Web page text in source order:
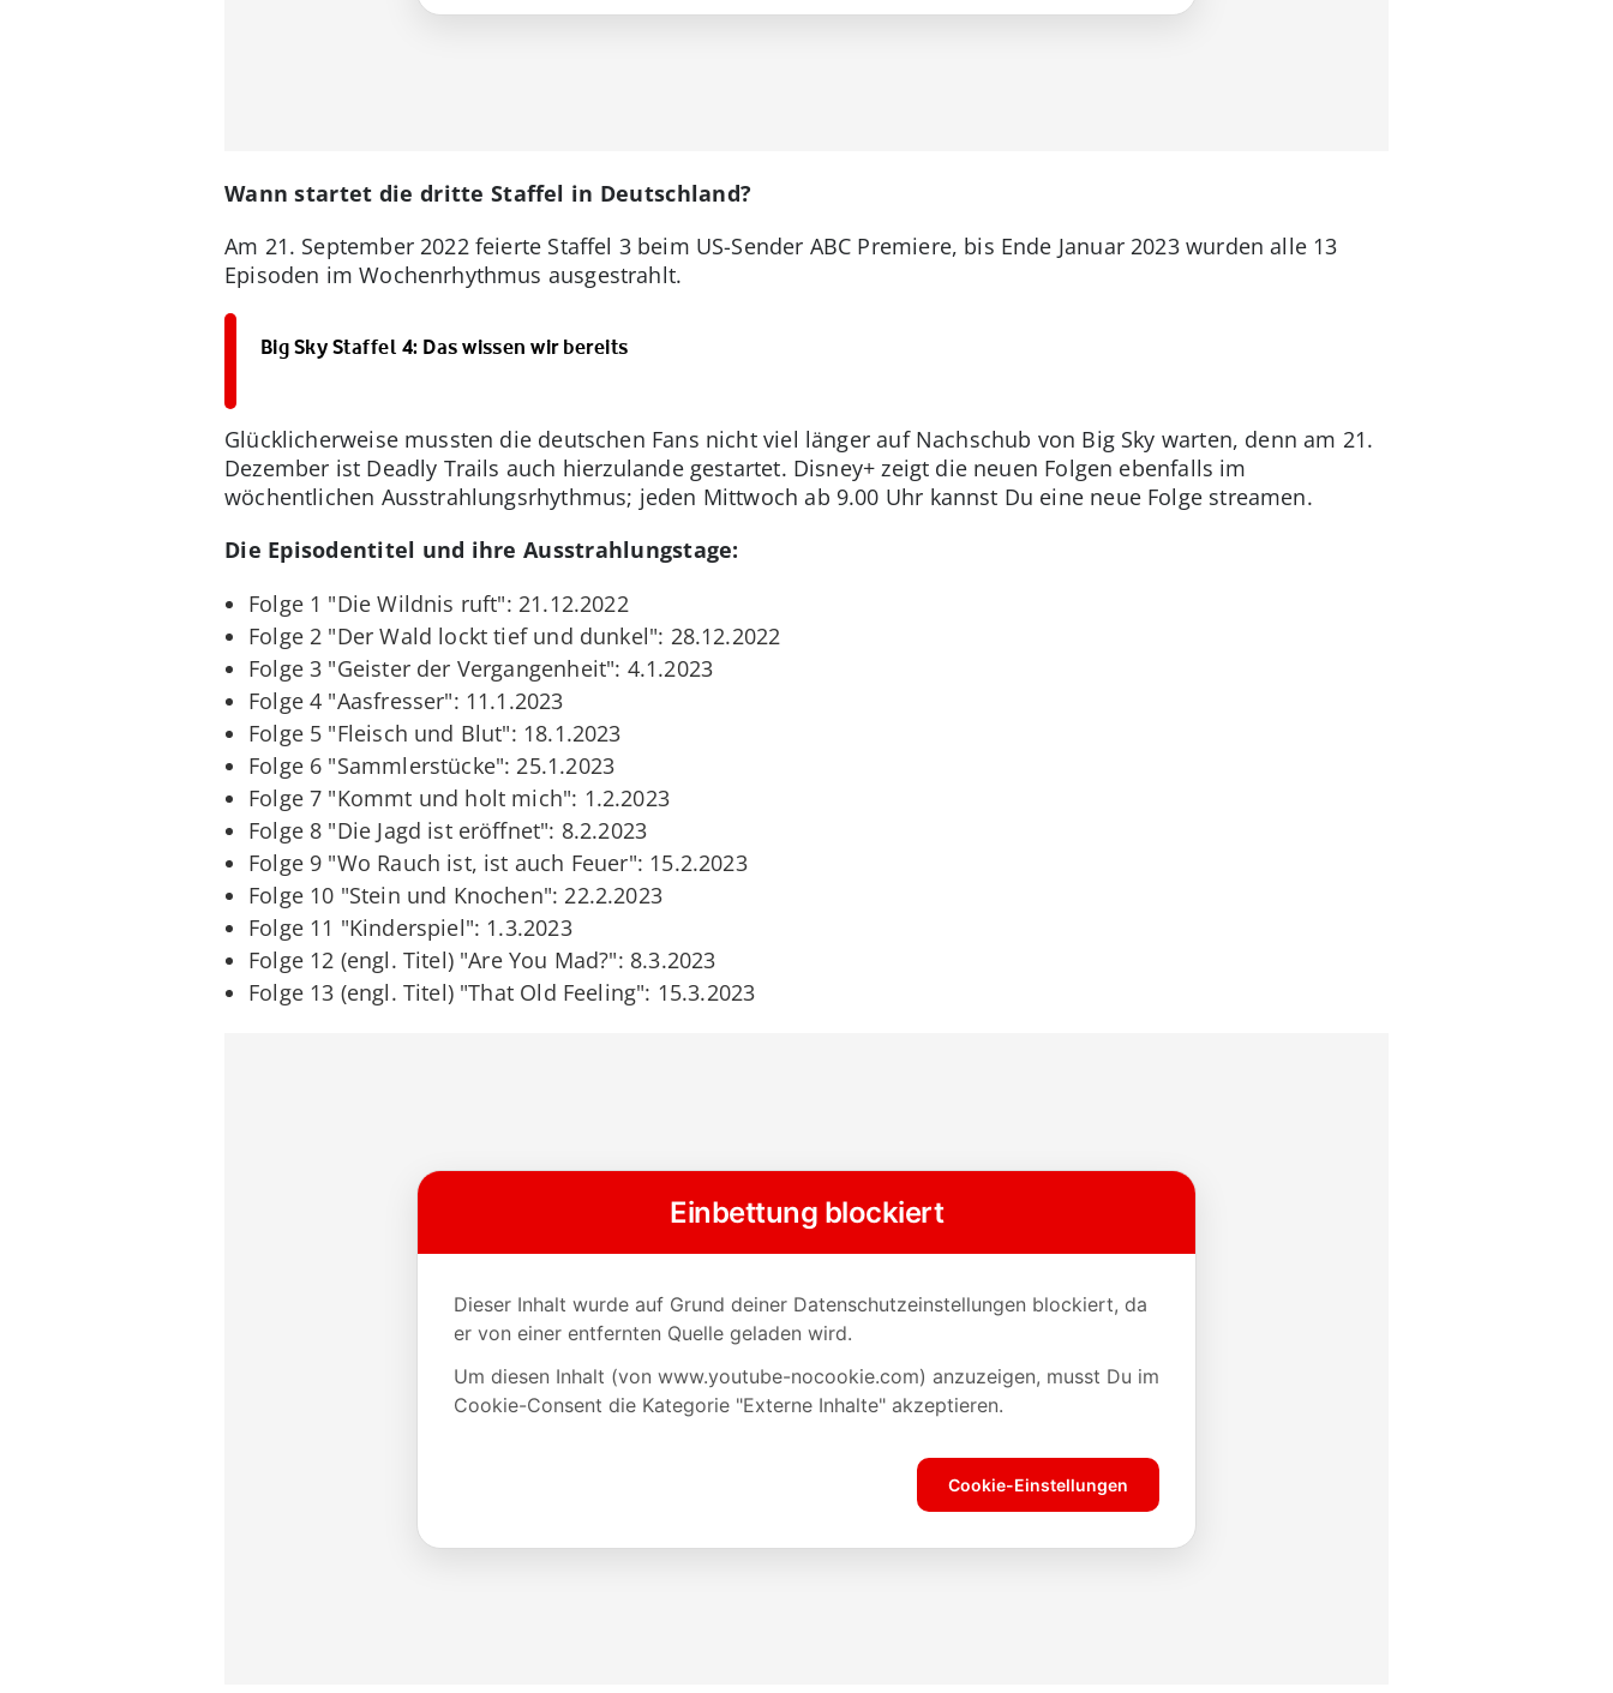
Wann startet die dritte Staffel in Deutschland?
Am 21. September 2022 feierte Staffel 3 beim US-Sender ABC Premiere, bis Ende Januar 2023 wurden alle 13
Episoden im Wochenrhythmus ausgestrahlt.
Big Sky Staffel 4: Das wissen wir bereits
Glücklicherweise mussten die deutschen Fans nicht viel länger auf Nachschub von Big Sky warten, denn am 21.
Dezember ist Deadly Trails auch hierzulande gestartet. Disney+ zeigt die neuen Folgen ebenfalls im
wöchentlichen Ausstrahlungsrhythmus; jeden Mittwoch ab 9.00 Uhr kannst Du eine neue Folge streamen.
Die Episodentitel und ihre Ausstrahlungstage:
Folge 1 "Die Wildnis ruft": 21.12.2022
Folge 2 "Der Wald lockt tief und dunkel": 28.12.2022
Folge 3 "Geister der Vergangenheit": 4.1.2023
Folge 4 "Aasfresser": 11.1.2023
Folge 5 "Fleisch und Blut": 18.1.2023
Folge 6 "Sammlerstücke": 25.1.2023
Folge 7 "Kommt und holt mich": 1.2.2023
Folge 8 "Die Jagd ist eröffnet": 8.2.2023
Folge 9 "Wo Rauch ist, ist auch Feuer": 15.2.2023
Folge 10 "Stein und Knochen": 22.2.2023
Folge 11 "Kinderspiel": 1.3.2023
Folge 12 (engl. Titel) "Are You Mad?": 8.3.2023
Folge 13 (engl. Titel) "That Old Feeling": 15.3.2023